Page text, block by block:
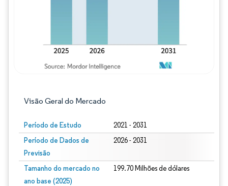
Visão Geral do Mercado
Período de Estudo 2021 - 2031
Período de Dados de
Previsão
2026 - 2031
Tamanho do mercado no
ano base (2025)
199.70 Milhões de dólares